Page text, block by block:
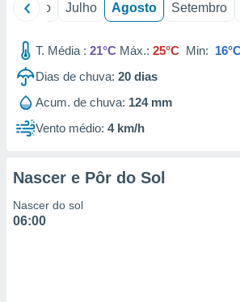
Junho Julho Agosto Setembro
T. Média : 21°C Máx.: 25°C Min:
Dias de chuva: 20 dias
Acum. de chuva: 124 mm
Vento médio: 4 km/h
Nascer e Pôr do Sol
Nascer do sol
06:00